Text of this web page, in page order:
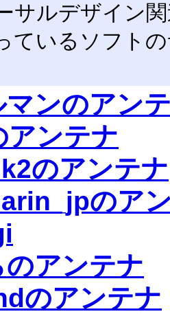
サルデザイン
ているソフト
マンのアン
ンテナ
のアンテナ
のア
アンテナ
のアンテナ